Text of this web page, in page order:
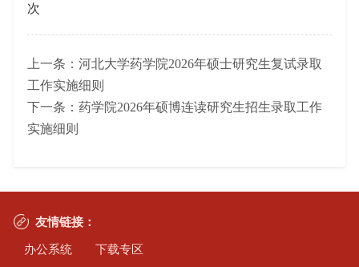
次
上一条： 河北大学药学院2026年硕士研究生复试录取
工作实施细则
下一条： 药学院2026年硕博连读研究生招生录取工作
实施细则
友情链接：
办公系统
下载专区